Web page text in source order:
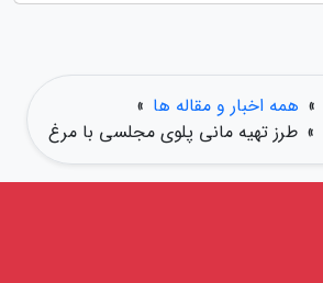
» همه اخبار و مقاله ها »
» طرز تهیه مانی پلوی مجلسی با مرغ